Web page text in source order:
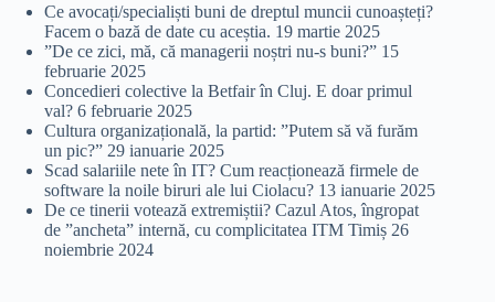
Ce avocați/specialiști buni de dreptul muncii cunoașteți?
Facem o bază de date cu aceștia. 19 martie 2025
”De ce zici, mă, că managerii noștri nu-s buni?” 15
februarie 2025
Concedieri colective la Betfair în Cluj. E doar primul
val? 6 februarie 2025
Cultura organizațională, la partid: ”Putem să vă furăm
un pic?” 29 ianuarie 2025
Scad salariile nete în IT? Cum reacționează firmele de
software la noile biruri ale lui Ciolacu? 13 ianuarie 2025
De ce tinerii votează extremiștii? Cazul Atos, îngropat
de ”ancheta” internă, cu complicitatea ITM Timiș 26
noiembrie 2024